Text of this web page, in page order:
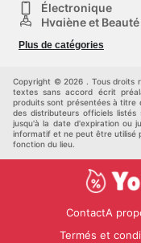
Électronique
Hygiène et Beauté
Mode
Animalerie
maison
Plus de catégories
Copyright © 2026 . Tous droits
textes sans accord écrit
produits sont présentées à titre
des distributeurs officiels
jusqu'à la date d'expiration ou
informatif et ne peut être utilisé
fonction du lieu.
ContactA
Termés et